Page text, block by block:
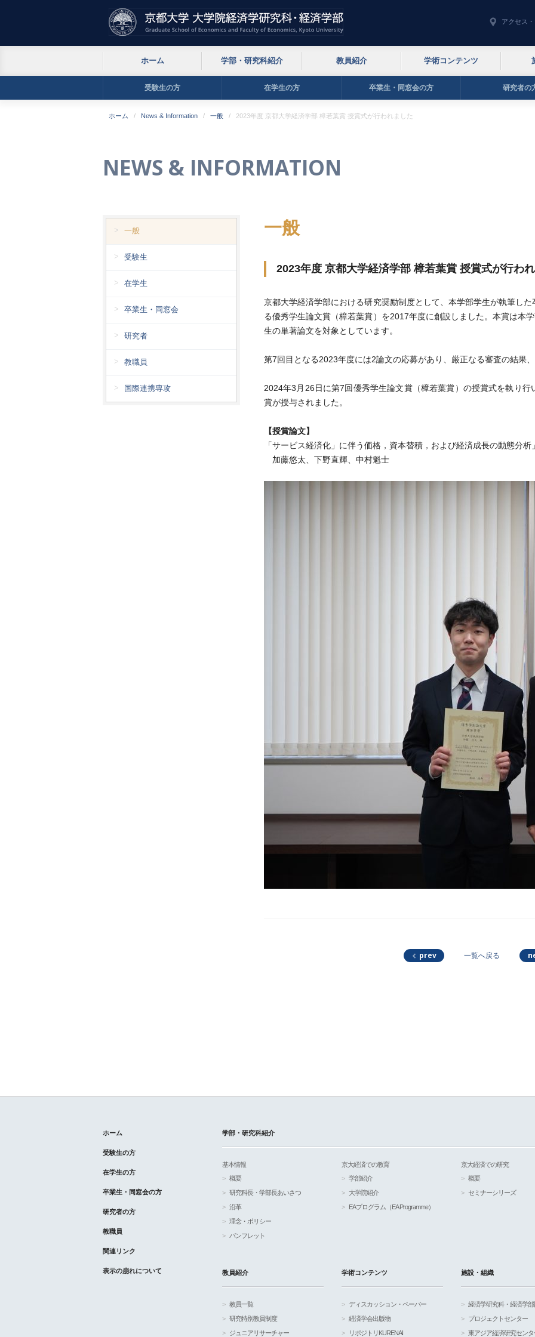
アクセス
ホーム 学部・研究科紹介 教員紹介 学術コンテンツ
受験生の方 在学生の方 卒業生・同窓会の方 研究者の
ホーム News & Information 一般 2023年度 京都大学経済学部 樟若葉賞 授賞式が行われました
NEWS & INFORMATION
一般
2023年度 京都大学経済学部 樟若葉賞 授賞式が行わ
京都大学経済学部における研究奨励制度として、本学部学生が執筆し
る優秀学生論文賞（樟若葉賞）を2017年度に創設しました。本賞は本
生の単著論文を対象としています。
第7回目となる2023年度には2論文の応募があり、厳正なる審査の結果
2024年3月26日に第7回優秀学生論文賞（樟若葉賞）の授賞式を執り
賞が授与されました。
【授賞論文】
「サービス経済化」に伴う価格，資本替積，および経済成長の動態分析
加藤悠太、下野直輝、中村魁士
prev 一覧へ戻る
一般
受験生
在学生
卒業生・同窓会
研究者
教職員
国際連携専攻
ホーム
受験生の方
在学生の方
卒業生・同窓会の方
研究者の方
教職員
関連リンク
表示の崩れについて
学部・研究科紹介
基本情報
概要
研究科長・学部長あいさつ
沿革
理念・ポリシー
パンフレット
京大経済での教育
学部紹介
大学院紹介
EAプログラム（EA Programme）
京大経済での研究
概要
セミナーシリーズ
教員紹介
教員一覧
研究特別教員制度
ジュニアリサーチャー
学術コンテンツ
ディスカッション・ペーパー
経済学会出版物
リポジトリKURENAI
施設・組織
経済学研究科・経済学
プロジェクトセンター
東アジア経済研究センタ